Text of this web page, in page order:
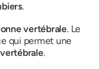
.
vertébrale. Le
qui permet une
.